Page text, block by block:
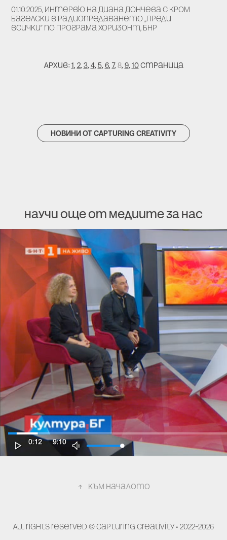
01.10.2025, Интервю на Диана Дончева с Кром
Багелски в радиопредаването „Преди
всички“ по Програма Хоризонт, БНР
Архив: 1, 2, 3, 4, 5, 6, 7, 8, 9, 10страница
НОВИНИ ОТ CAPTURING CREATIVITY
Научи още от медиите за нас
Медиите за Capturing Creativity, стр. 1
↑ към началото
All rights reserved © Capturing Creativity • 2022–2026